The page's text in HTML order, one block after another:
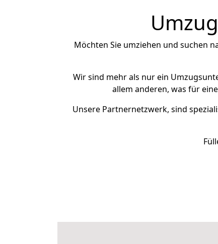
Möchten Sie umziehen und suchen
Wir sind mehr als nur ein
allem anderen, was für
Unsere Partnernetzwerk, sind